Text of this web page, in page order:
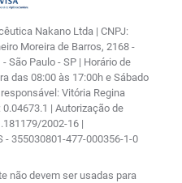
Nakano Ltda | CNPJ:
Moreira de Barros, 2168 -
São Paulo - SP | Horário de
das 08:00 às 17:00h e Sábado
Vitória Regina
0.04673.1 | Autorização de
2002-16 |
- 355030801-477-000356-1-0
não devem ser usadas para